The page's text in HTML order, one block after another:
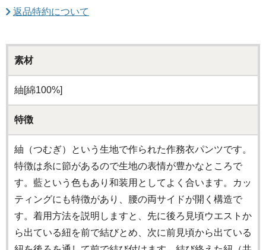
返品特約について
素材
紬[綿100%]
特徴
紬（つむぎ）という生地で作られた作務衣パンツです。
特徴は糸に節があるので生地の表情が豊かなところで
す。藍という色もあり和装用としてよく合います。カッ
ティングにも特徴があり、腰の両サイドが開く構造で
す。着用方法を説明しますと、先に後ろ見頃ウエストか
ら出ている紐を前で結びとめ、次に前見頃から出ている